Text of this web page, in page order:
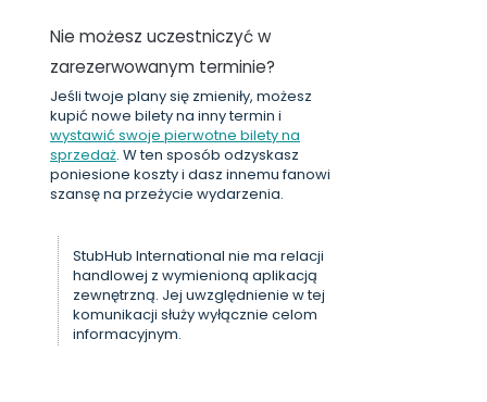
Nie możesz uczestniczyć w
zarezerwowanym terminie?
Jeśli twoje plany się zmieniły, możesz
kupić nowe bilety na inny termin i
wystawić swoje pierwotne bilety na
sprzedaż. W ten sposób odzyskasz
poniesione koszty i dasz innemu fanowi
szansę na przeżycie wydarzenia.
StubHub International nie ma relacji
handlowej z wymienioną aplikacją
zewnętrzną. Jej uwzględnienie w tej
komunikacji służy wyłącznie celom
informacyjnym.